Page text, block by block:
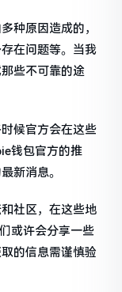
种原因造成的，
在问题等。当我
些不可靠的途
候官方会在这些
钱包官方的推
新消息。
社区，在这些地
或许会分享一些
的信息需谨慎验